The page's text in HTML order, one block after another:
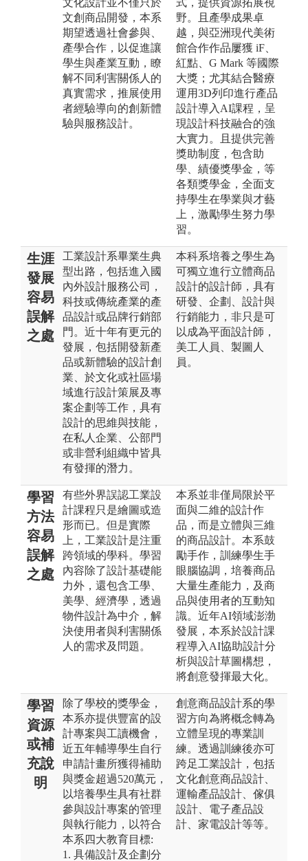
文創商品開發，本系
期望透過社會參與、
產學合作，以促進讓
學生與產業互動，瞭
解不同利害關係人的
真實需求，推展使用
者經驗導向的創新體
驗與服務設計。
野。且產學成果卓
越，與亞洲現代美術
館合作作品屢獲 iF、
紅點、G Mark 等國際
大獎；尤其結合醫療
運用3D列印進行產品
設計導入AI課程，呈
現設計科技融合的強
大實力。且提供完善
獎助制度，包含助
學、績優獎學金，等
各類獎學金，全面支
持學生在學業與才藝
上，激勵學生努力學
習。
生涯
發展
容易
誤解
之處
工業設計系畢業生典
型出路，包括進入國
內外設計服務公司，
科技或傳統產業的產
品設計或品牌行銷部
門。近十年有更元的
發展，包括開發新產
品或新體驗的設計創
業、於文化或社區場
域進行設計策展及專
案企劃等工作，具有
設計的思維與技能，
在私人企業、公部門
或非營利組織中皆具
有發揮的潛力。
本科系培養之學生為
可獨立進行立體商品
設計的設計師，具有
研發、企劃、設計與
行銷能力，非只是可
以成為平面設計師，
美工人員、製圖人
員。
學習
方法
容易
誤解
之處
有些外界誤認工業設
計課程只是繪圖或造
形而已。但是實際
上，工業設計是注重
跨領域的學科。學習
內容除了設計基礎能
力外，還包含工學、
美學、經濟學，透過
物件設計為中介，解
決使用者與利害關係
人的需求及問題。
本系並非僅局限於平
面與二維的設計作
品，而是立體與三維
的商品設計。本系鼓
勵手作，訓練學生手
眼腦協調，培養商品
大量生產能力，及商
品與使用者的互動知
識。近年AI領域澎渤
發展，本系於設計課
程導入AI協助設計分
析與設計草圖構想，
將創意發揮最大化。
學習
資源
或補
充說
明
除了學校的獎學金，
本系亦提供豐富的設
計專案與工讀機會，
近五年輔導學生自行
申請計畫所獲得補助
與獎金超過520萬元，
以培養學生具有社群
參與設計專案的管理
與執行能力，以符合
本系四大教育目標:
1. 具備設計及企劃分
創意商品設計系的學
習方向為將概念轉為
立體呈現的專業訓
練。透過訓練後亦可
跨足工業設計，包括
文化創意商品設計、
運輸產品設計、傢俱
設計、電子產品設
計、家電設計等等。